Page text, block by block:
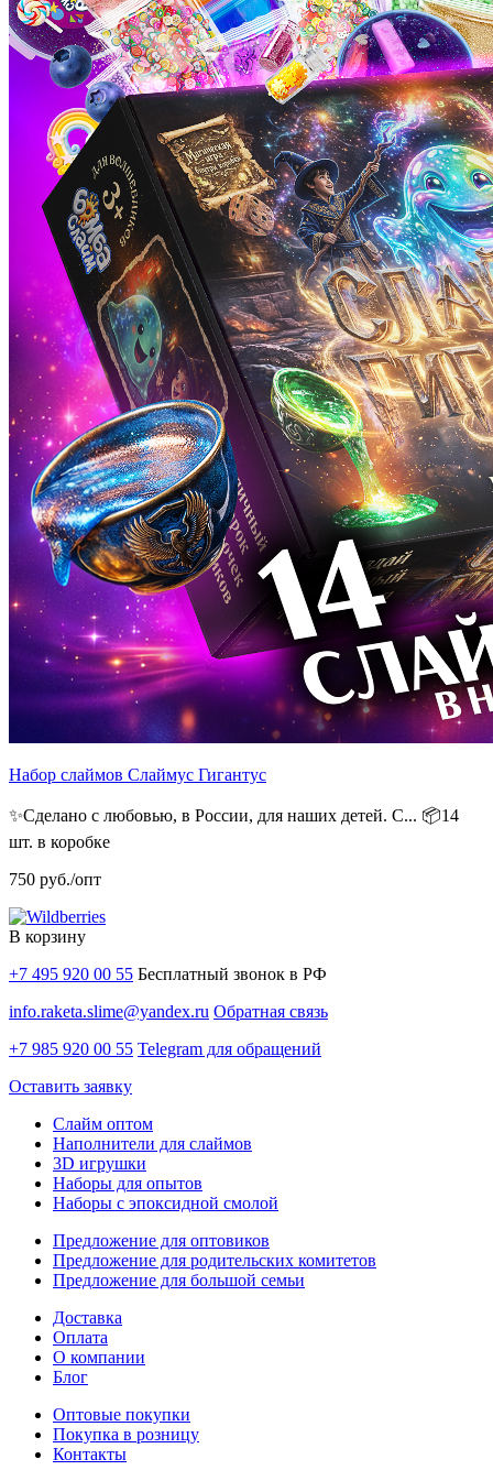
Набор слаймов Слаймус Гигантус
✨Сделано с любовью, в России, для наших детей. С... 📦14
шт. в коробке
750 руб./опт
В корзину
+7 495 920 00 55 Бесплатный звонок в РФ
info.raketa.slime@yandex.ru Обратная связь
+7 985 920 00 55 Telegram для обращений
Оставить заявку
Слайм оптом
Наполнители для слаймов
3D игрушки
Наборы для опытов
Наборы с эпоксидной смолой
Предложение для оптовиков
Предложение для родительских комитетов
Предложение для большой семьи
Доставка
Оплата
О компании
Блог
Оптовые покупки
Покупка в розницу
Контакты